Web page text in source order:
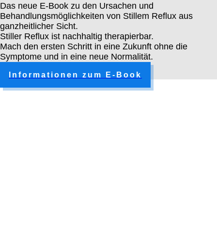
Das neue E-Book zu den Ursachen und
Behandlungsmöglichkeiten von Stillem Reflux aus
ganzheitlicher Sicht.
Stiller Reflux ist nachhaltig therapierbar.
Mach den ersten Schritt in eine Zukunft ohne die
Symptome und in eine neue Normalität.
Informationen zum E-Book